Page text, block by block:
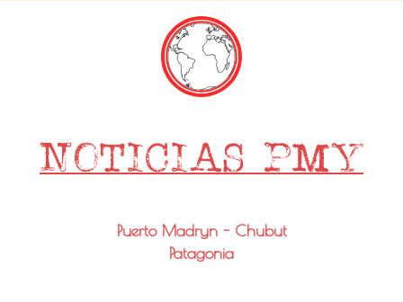
Puerto Madryn - Chubut
Patagonia